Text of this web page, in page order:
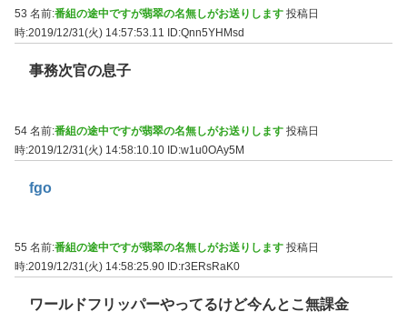
53 名前:番組の途中ですが翡翠の名無しがお送りします 投稿日
時:2019/12/31(火) 14:57:53.11
ID:Qnn5YHMsd
事務次官の息子
54 名前:番組の途中ですが翡翠の名無しがお送りします 投稿日
時:2019/12/31(火) 14:58:10.10 ID:w1u0OAy5M
fgo
55 名前:番組の途中ですが翡翠の名無しがお送りします 投稿日
時:2019/12/31(火) 14:58:25.90 ID:r3ERsRaK0
ワールドフリッパーやってるけど今んとこ無課金